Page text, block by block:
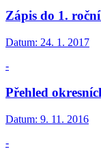
Zápis do 1.
Datum: 24. 1. 2017
-
Přehled
Datum: 9. 11. 2016
-